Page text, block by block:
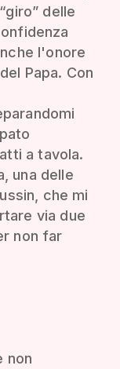
delle
l'onore
Papa. Con
a tavola.
una delle
che mi
via due
non far
non